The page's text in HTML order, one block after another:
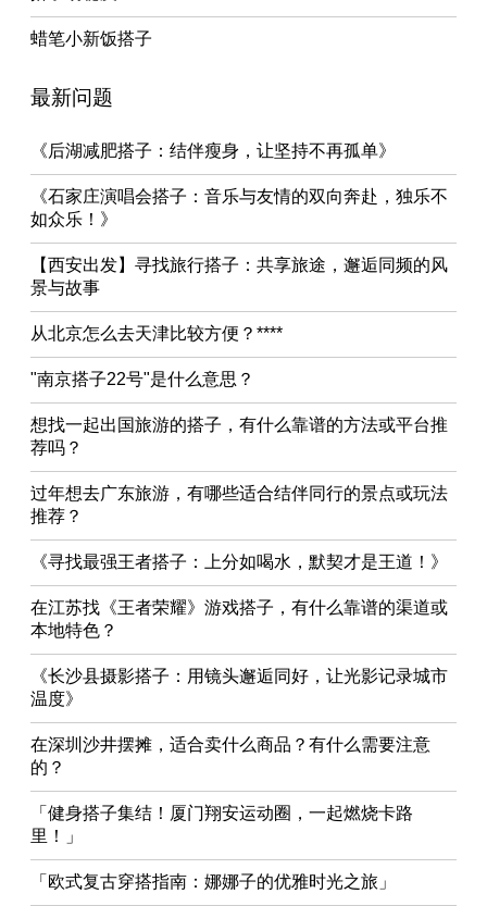
蜡笔小新饭搭子
最新问题
《后湖减肥搭子：结伴瘦身，让坚持不再孤单》
《石家庄演唱会搭子：音乐与友情的双向奔赴，独乐不
如众乐！》
【西安出发】寻找旅行搭子：共享旅途，邂逅同频的风
景与故事
从北京怎么去天津比较方便？****
"南京搭子22号"是什么意思？
想找一起出国旅游的搭子，有什么靠谱的方法或平台推
荐吗？
过年想去广东旅游，有哪些适合结伴同行的景点或玩法
推荐？
《寻找最强王者搭子：上分如喝水，默契才是王道！》
在江苏找《王者荣耀》游戏搭子，有什么靠谱的渠道或
本地特色？
《长沙县摄影搭子：用镜头邂逅同好，让光影记录城市
温度》
在深圳沙井摆摊，适合卖什么商品？有什么需要注意
的？
「健身搭子集结！厦门翔安运动圈，一起燃烧卡路
里！」
「欧式复古穿搭指南：娜娜子的优雅时光之旅」